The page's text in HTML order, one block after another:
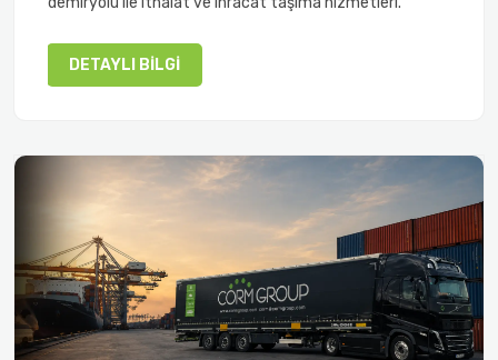
DETAYLI BILGI